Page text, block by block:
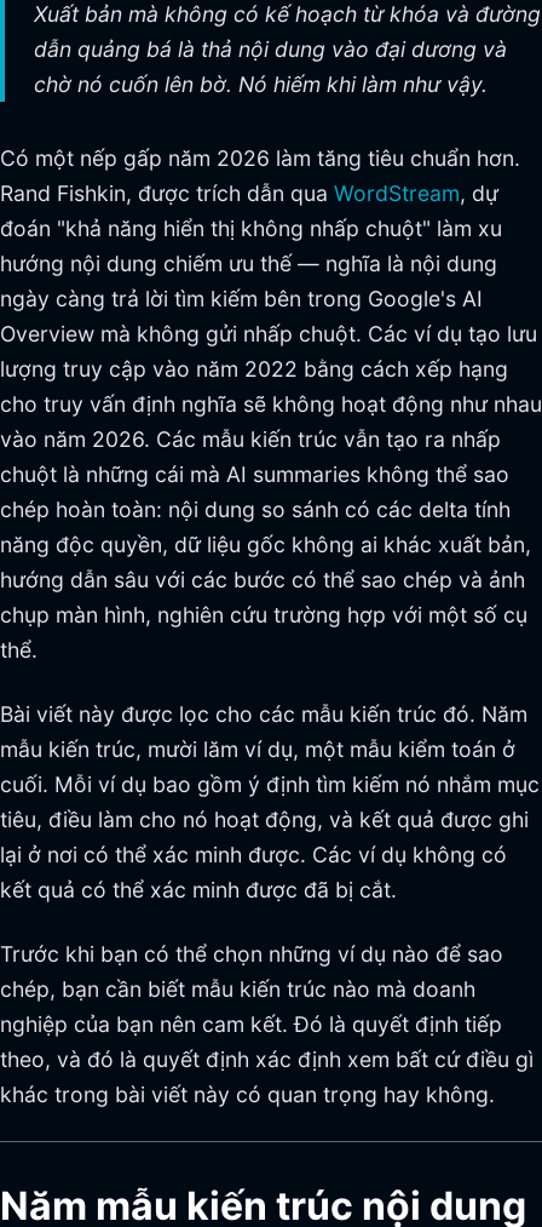
Xuất bản mà không có kế hoạch từ khóa và đường
dẫn quảng bá là thả nội dung vào đại dương và
chờ nó cuốn lên bờ. Nó hiếm khi làm như vậy.
Có một nếp gấp năm 2026 làm tăng tiêu chuẩn hơn.
Rand Fishkin, được trích dẫn qua WordStream, dự
đoán "khả năng hiển thị không nhấp chuột" làm xu
hướng nội dung chiếm ưu thế — nghĩa là nội dung
ngày càng trả lời tìm kiếm bên trong Google's AI
Overview mà không gửi nhấp chuột. Các ví dụ tạo lưu
lượng truy cập vào năm 2022 bằng cách xếp hạng
cho truy vấn định nghĩa sẽ không hoạt động như nhau
vào năm 2026. Các mẫu kiến trúc vẫn tạo ra nhấp
chuột là những cái mà AI summaries không thể sao
chép hoàn toàn: nội dung so sánh có các delta tính
năng độc quyền, dữ liệu gốc không ai khác xuất bản,
hướng dẫn sâu với các bước có thể sao chép và ảnh
chụp màn hình, nghiên cứu trường hợp với một số cụ
thể.
Bài viết này được lọc cho các mẫu kiến trúc đó. Năm
mẫu kiến trúc, mười lăm ví dụ, một mẫu kiểm toán ở
cuối. Mỗi ví dụ bao gồm ý định tìm kiếm nó nhắm mục
tiêu, điều làm cho nó hoạt động, và kết quả được ghi
lại ở nơi có thể xác minh được. Các ví dụ không có
kết quả có thể xác minh được đã bị cắt.
Trước khi bạn có thể chọn những ví dụ nào để sao
chép, bạn cần biết mẫu kiến trúc nào mà doanh
nghiệp của bạn nên cam kết. Đó là quyết định tiếp
theo, và đó là quyết định xác định xem bất cứ điều gì
khác trong bài viết này có quan trọng hay không.
Năm mẫu kiến trúc nội dung